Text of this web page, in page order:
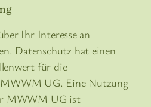
Ihr Interesse an
Datenschutz hat einen
für die
MWWM UG. Eine Nutzung
MWWM UG ist